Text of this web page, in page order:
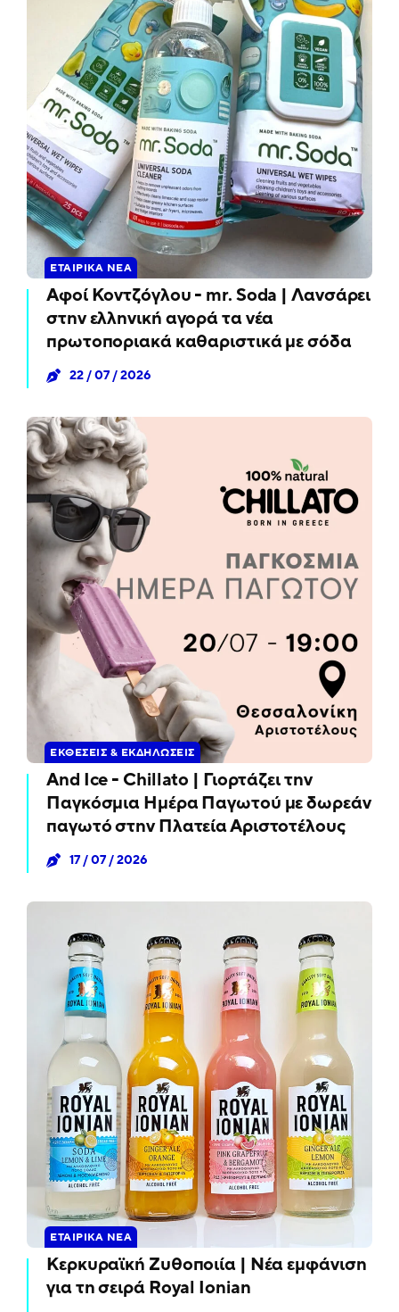
ΕΤΑΙΡΙΚΆ ΝΈΑ
Αφοί Κοντζόγλου - mr. Soda | Λανσάρει
στην ελληνική αγορά τα νέα
πρωτοποριακά καθαριστικά με σόδα
22 / 07 / 2026
ΕΚΘΈΣΕΙΣ & ΕΚΔΗΛΏΣΕΙΣ
And Ice - Chillato | Γιορτάζει την
Παγκόσμια Ημέρα Παγωτού με δωρεάν
παγωτό στην Πλατεία Αριστοτέλους
17 / 07 / 2026
ΕΤΑΙΡΙΚΆ ΝΈΑ
Κερκυραϊκή Ζυθοποιία | Νέα εμφάνιση
για τη σειρά Royal Ionian